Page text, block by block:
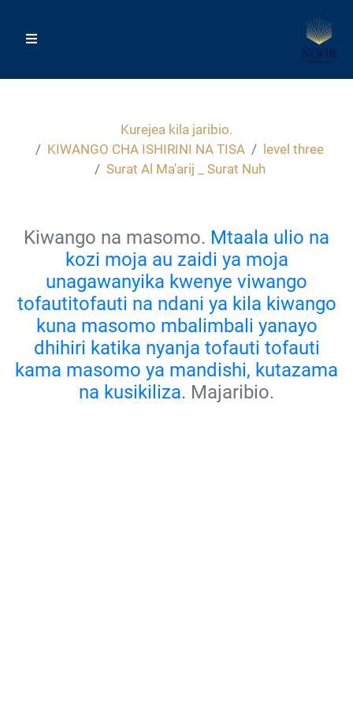
Kurejea kila jaribio.
KIWANGO CHA ISHIRINI NA TISA
level three
Surat Al Ma'arij _ Surat Nuh
Kiwango na masomo. Mtaala ulio na
kozi moja au zaidi ya moja
unagawanyika kwenye viwango
tofautitofauti na ndani ya kila kiwango
kuna masomo mbalimbali yanayo
dhihiri katika nyanja tofauti tofauti
kama masomo ya mandishi, kutazama
na kusikiliza. Majaribio.